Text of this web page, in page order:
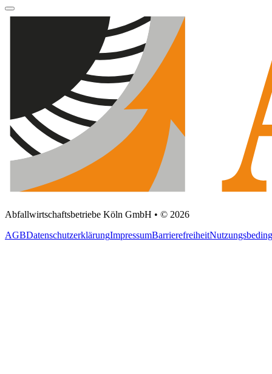
Abfallwirtschaftsbetriebe Köln GmbH • © 2026
AGBDatenschutzerklärungImpressumBarrierefreiheit